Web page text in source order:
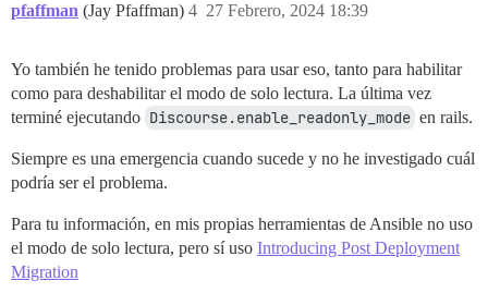
pfaffman (Jay Pfaffman) 27 Febrero, 2024 18:39
4
Yo también he tenido problemas para usar eso, tanto para habilitar
como para deshabilitar el modo de solo lectura. La última vez
terminé ejecutando Discourse.enable_readonly_mode en rails.
Siempre es una emergencia cuando sucede y no he investigado cuál
podría ser el problema.
Para tu información, en mis propias herramientas de Ansible no uso
el modo de solo lectura, pero sí uso Introducing Post Deployment
Migration